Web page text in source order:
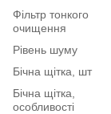
Фільтр тонкого
очищення
Рівень шуму
Бічна щітка, шт
Бічна щітка,
особливості